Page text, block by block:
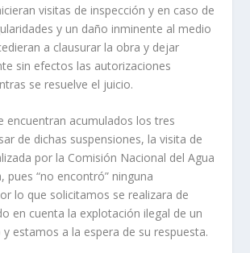
visitas de inspección y en caso de
y un daño inminente al medio
a clausurar la obra y dejar
sin efectos las autorizaciones
se resuelve el juicio.
encuentran acumulados los tres
de dichas suspensiones, la visita de
por la Comisión Nacional del Agua
pues “no encontró” ninguna
lo que solicitamos se realizara de
en cuenta la explotación ilegal de un
estamos a la espera de su respuesta.